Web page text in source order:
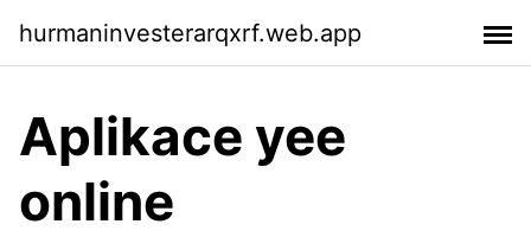
hurmaninvesterarqxrf.web.app
Aplikace yee
online